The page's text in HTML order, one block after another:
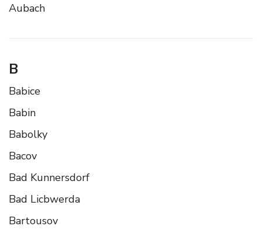
Aubach
B
Babice
Babin
Babolky
Bacov
Bad Kunnersdorf
Bad Licbwerda
Bartousov